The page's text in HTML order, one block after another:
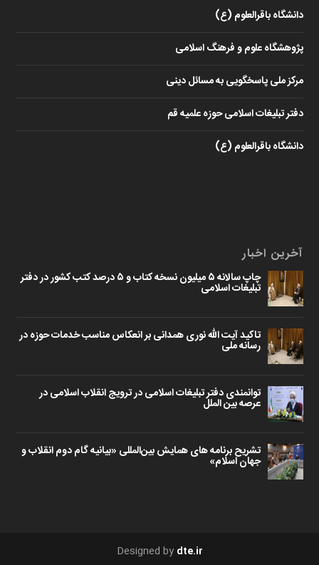
دانشگاه باقرالعلوم (ع)
پژوهشگاه علوم و فرهنگ اسلامی
مرکز ملی پاسخگویی به مسائل دینی
دفتر تبلیغات اسلامی حوزه علمیه قم
دانشگاه باقرالعلوم (ع)
آخرین اخبار
چاپ سالانه ۵ میلیون نسخه کتاب و ۵ درصد کتب کشور در دفتر
تبلیغات اسلامی
تاکید آیت الله نوری همدانی بر انعکاس مناسب خدمات حوزه در
رسانه ملی
توانمندی دفتر تبلیغات اسلامی در ترویج انقلاب اسلامی در
عرصه بین الملل
تشریح برنامه های همایش بین‌المللی «بیانیه گام دوم انقلاب و
جهان اسلام»
Designed by dte.ir